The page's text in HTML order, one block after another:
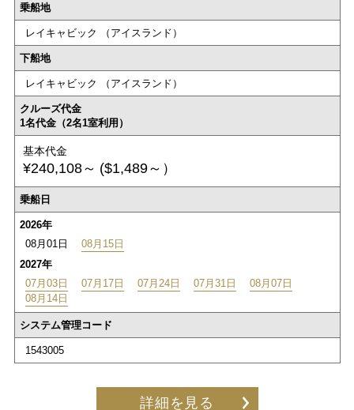
乗船地
レイキャビック （アイスランド）
下船地
レイキャビック （アイスランド）
クルーズ代金
1名代金（2名1室利用）
基本代金
¥240,108～ ($1,489～）
乗船日
2026年
08月01日
08月15日
2027年
07月03日
07月17日 07月24日 07月31日
08月07日
08月14日
システム管理コード
1543005
詳細を見る